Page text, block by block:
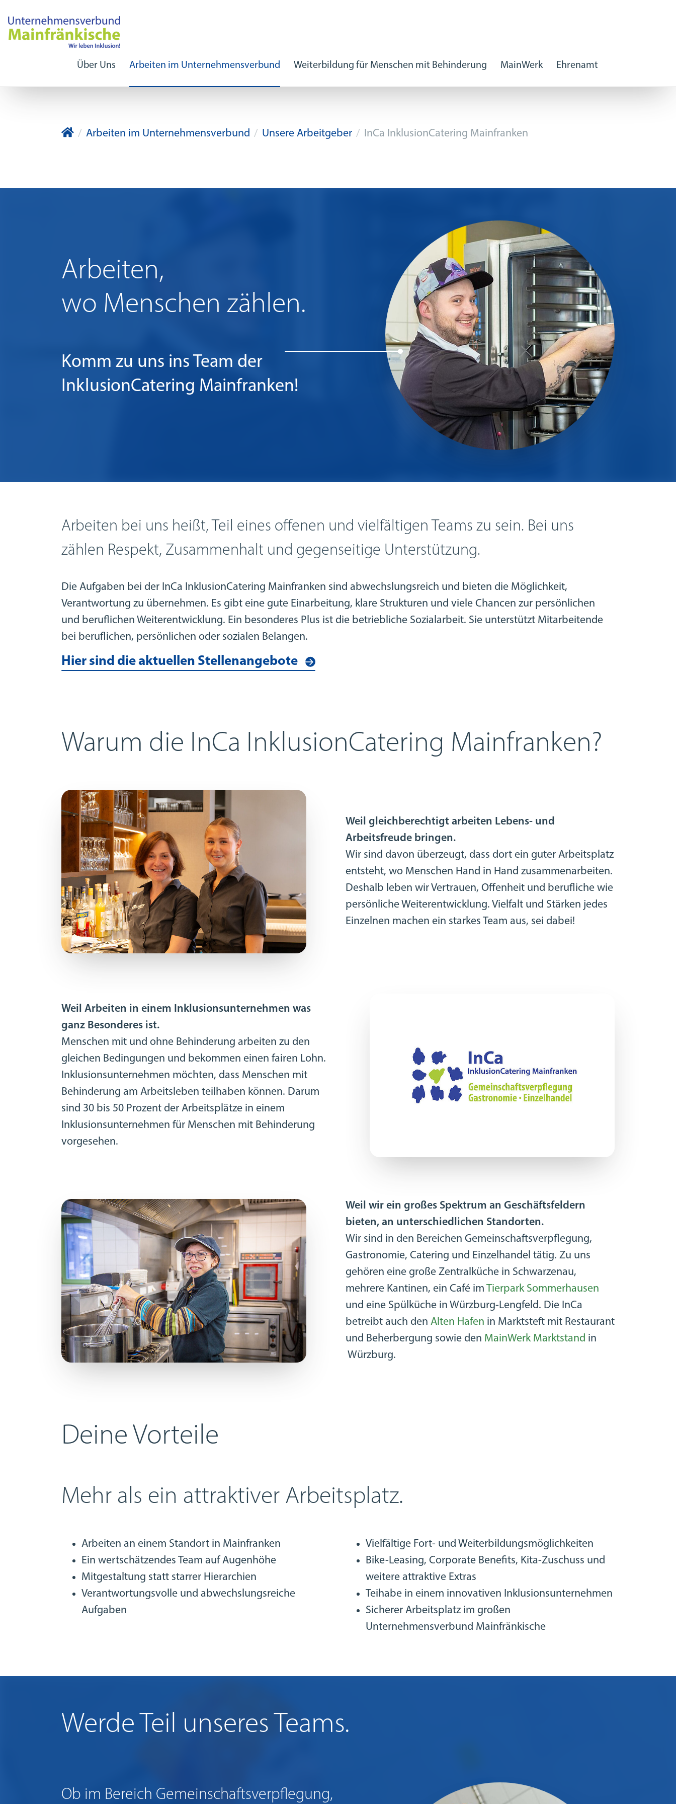
Über Uns Arbeiten im Unternehmensverbund Weiterbildung für Menschen mit Behinderung MainWerk Ehrenamt
Unternehmensverbund Mainfränkische
Arbeiten im Unternehmensverbund Unsere Arbeitgeber InCa InklusionCatering Mainfranken
Arbeiten,
wo Menschen zählen.
Komm zu uns ins Team der
InklusionCatering Mainfranken!
Arbeiten bei uns heißt, Teil eines offenen und vielfältigen Teams zu sein. Bei uns
zählen Respekt, Zusammenhalt und gegenseitige Unterstützung.
Die Aufgaben bei der InCa InklusionCatering Mainfranken sind abwechslungsreich und bieten die Möglichkeit,
Verantwortung zu übernehmen. Es gibt eine gute Einarbeitung, klare Strukturen und viele Chancen zur persönlichen
und beruflichen Weiterentwicklung. Ein besonderes Plus ist die betriebliche Sozialarbeit. Sie unterstützt Mitarbeitende
bei beruflichen, persönlichen oder sozialen Belangen.
Hier sind die aktuellen Stellenangebote
Warum die InCa InklusionCatering Mainfranken?
Weil gleichberechtigt arbeiten Lebens- und
Arbeitsfreude bringen.
Wir sind davon überzeugt, dass dort ein guter Arbeitsplatz
entsteht, wo Menschen Hand in Hand zusammenarbeiten.
Deshalb leben wir Vertrauen, Offenheit und berufliche wie
persönliche Weiterentwicklung. Vielfalt und Stärken jedes
Einzelnen machen ein starkes Team aus, sei dabei!
Weil Arbeiten in einem Inklusionsunternehmen was
ganz Besonderes ist.
Menschen mit und ohne Behinderung arbeiten zu den
gleichen Bedingungen und bekommen einen fairen Lohn.
Inklusionsunternehmen möchten, dass Menschen mit
Behinderung am Arbeitsleben teilhaben können. Darum
sind 30 bis 50 Prozent der Arbeitsplätze in einem
Inklusionsunternehmen für Menschen mit Behinderung
vorgesehen.
Weil wir ein großes Spektrum an Geschäftsfeldern
bieten, an unterschiedlichen Standorten.
Wir sind in den Bereichen Gemeinschaftsverpflegung,
Gastronomie, Catering und Einzelhandel tätig. Zu uns
gehören eine große Zentralküche in Schwarzenau,
mehrere Kantinen, ein Café im Tierpark Sommerhausen
und eine Spülküche in Würzburg-Lengfeld. Die InCa
betreibt auch den Alten Hafen in Marktsteft mit Restaurant
und Beherbergung sowie den MainWerk Marktstand in
Würzburg.
Deine Vorteile
Mehr als ein attraktiver Arbeitsplatz.
Arbeiten an einem Standort in Mainfranken
Ein wertschätzendes Team auf Augenhöhe
Mitgestaltung statt starrer Hierarchien
Verantwortungsvolle und abwechslungsreiche
Aufgaben
Vielfältige Fort- und Weiterbildungsmöglichkeiten
Bike-Leasing, Corporate Benefits, Kita-Zuschuss und
weitere attraktive Extras
Teihabe in einem innovativen Inklusionsunternehmen
Sicherer Arbeitsplatz im großen
Unternehmensverbund Mainfränkische
Werde Teil unseres Teams.
Ob im Bereich Gemeinschaftsverpflegung,